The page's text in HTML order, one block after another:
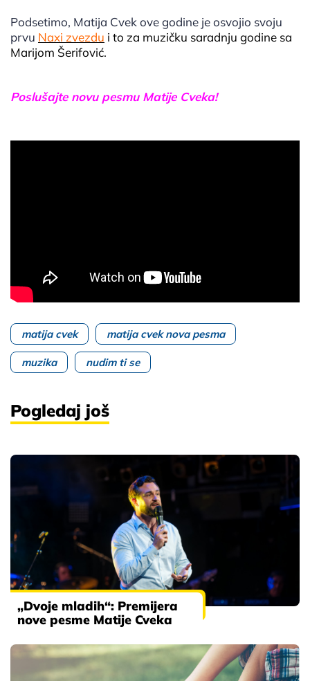
Podsetimo, Matija Cvek ove godine je osvojio svoju
prvu Naxi zvezdu i to za muzičku saradnju godine sa
Marijom Šerifović.
Poslušajte novu pesmu Matije Cveka!
matija cvek matija cvek nova pesma
muzika nudim ti se
Pogledaj još
„Dvoje mladih“: Premijera
nove pesme Matije Cveka